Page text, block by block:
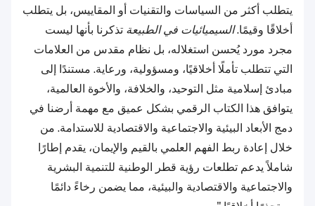
يتطلب أكثر من السياسات والتقنيات أو المقاييس، بل يتطلب
أخلاقًا وقيمًا.السيميائيات في الطبيعة تذكرنا بأنها ليست
مجرد مورد يُحسن استغلاله، بل نظام مقدس من العلامات
التي تتطلب تأملًا أخلاقيًا، ومسؤولية، ورعاية. مستندًا إلى
مبادئ إسلامية مثل التوحيد، والخلافة، والأخوة العالمية،
يتوافق هذا الكتاب الرقمي بشكل عميق مع مهمة أرضنا في
دمج الأبعاد البيئية والاجتماعية والاقتصادية للاستدامة. من
خلال إعادة ربط الفهم العلمي بالقيم والإيمان، يقدم إطارًا
شاملاً يدعم تطلعات رؤية قطر الوطنية للتنمية البشرية
والاجتماعية والاقتصادية والبيئية، مما يضمن رخاءً دائمًا